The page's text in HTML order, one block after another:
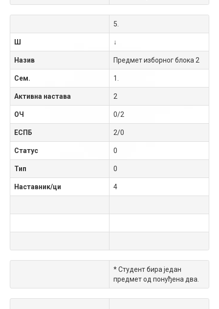
5.
Ш ↓
Назив Предмет изборног блока 2
Сем. 1.
Активна настава 2
ОЧ 0/2
ЕСПБ 2/0
Статус 0
Тип 0
Наставник/ци 4
* Студент бира један
предмет од понуђена два.